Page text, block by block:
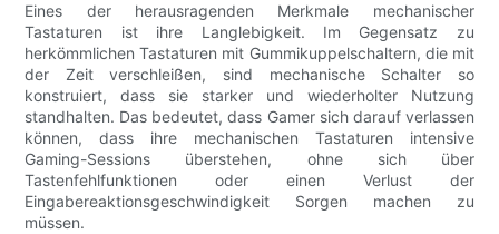
Eines der herausragenden Merkmale mechanischer
Tastaturen ist ihre Langlebigkeit. Im Gegensatz zu
herkömmlichen Tastaturen mit Gummikuppelschaltern, die mit
der Zeit verschleißen, sind mechanische Schalter so
konstruiert, dass sie starker und wiederholter Nutzung
standhalten. Das bedeutet, dass Gamer sich darauf verlassen
können, dass ihre mechanischen Tastaturen intensive
Gaming-Sessions überstehen, ohne sich über
Tastenfehlfunktionen oder einen Verlust der
Eingabereaktionsgeschwindigkeit Sorgen machen zu
müssen.